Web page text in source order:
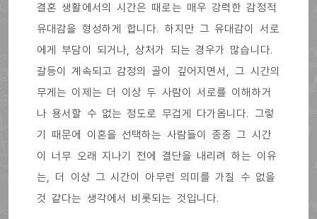
결혼 생활에서의 시간은 때로는 매우 강력한 감정적
유대감을 형성하게 합니다. 하지만 그 유대감이 서로
에게 부담이 되거나, 상처가 되는 경우가 많습니다.
갈등이 계속되고 감정의 골이 깊어지면서, 그 시간의
무게는 이제는 더 이상 두 사람이 서로를 이해하거
나 용서할 수 없는 정도로 무겁게 다가옵니다. 그렇
기 때문에 이혼을 선택하는 사람들이 종종 그 시간
이 너무 오래 지나기 전에 결단을 내리려 하는 이유
는, 더 이상 그 시간이 아무런 의미를 가질 수 없을
것 같다는 생각에서 비롯되는 것입니다.